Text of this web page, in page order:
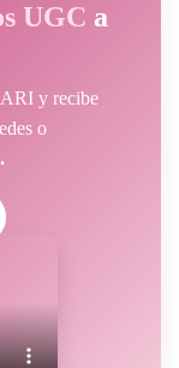
UGC a
y recibe
o